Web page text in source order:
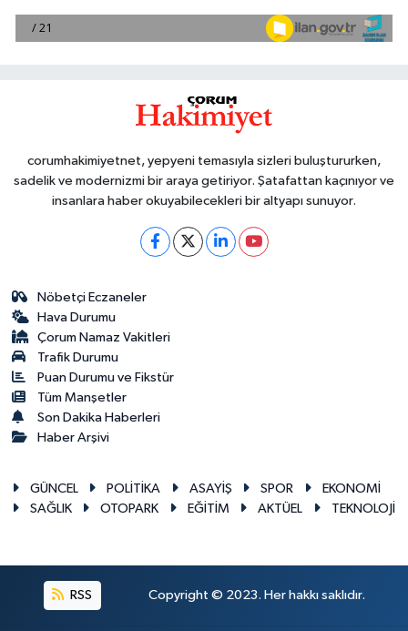
corumhakimiyetnet, yepyeni temasıyla sizleri buluştururken,
sadelik ve modernizmi bir araya getiriyor. Şatafattan kaçınıyor ve
insanlara haber okuyabilecekleri bir altyapı sunuyor.
Nöbetçi Eczaneler
Hava Durumu
Çorum Namaz Vakitleri
Trafik Durumu
Puan Durumu ve Fikstür
Tüm Manşetler
Son Dakika Haberleri
Haber Arşivi
GÜNCEL POLİTİKA ASAYİŞ SPOR
EKONOMİ
SAĞLIK
OTOPARK EĞİTİM AKTÜEL TEKNOLOJİ
RSS Copyright © 2023. Her hakkı saklıdır.